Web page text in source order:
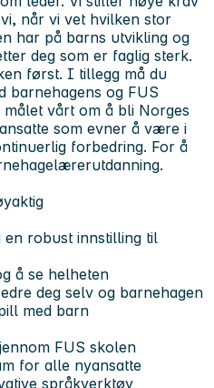
når vi vet hvilken stor
har på barns utvikling og
deg som er faglig sterk.
først. I tillegg må du
barnehagens og FUS
målet vårt om å bli Norges
som evner å være i
forbedring. For å
en robust innstilling til
å se helheten
deg selv og barnehagen
med barn
FUS skolen
for alle nyansatte
språkverktøy